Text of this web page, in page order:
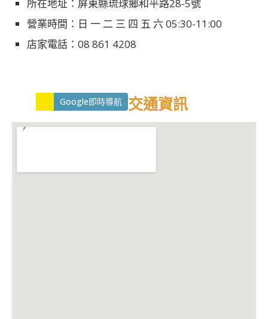
所在地址：屏東縣琉球鄉和平路28-5號
營業時間：日 一 二 三 四 五 六 05:30-11:00
店家電話：08 861 4208
Google即時導航 交通資訊